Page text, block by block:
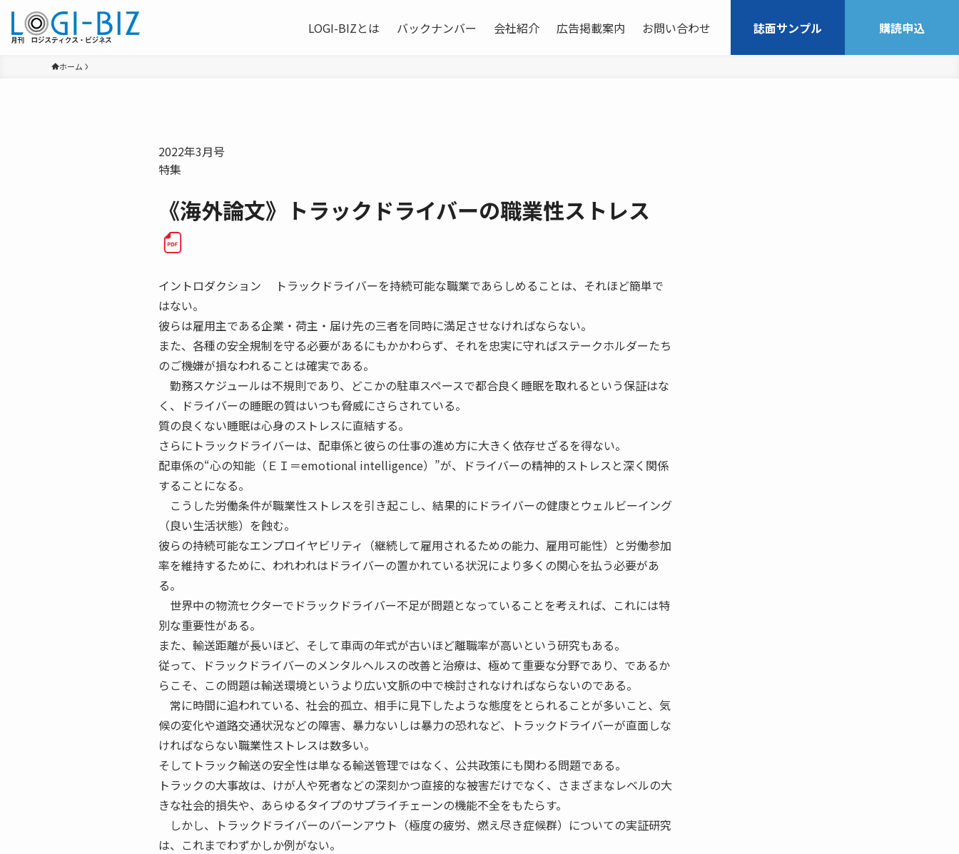
LOGI-BIZとは バックナンバー 会社紹介 広告掲載案内 お問い合わせ 誌面サンプル 購読申込
ホーム
2022年3月号
特集
《海外論文》トラックドライバーの職業性ストレス
イントロダクション トラックドライバーを持続可能な職業であらしめることは、それほど簡単で
はない。
彼らは雇用主である企業・荷主・届け先の三者を同時に満足させなければならない。
また、各種の安全規制を守る必要があるにもかかわらず、それを忠実に守ればステークホルダーたち
のご機嫌が損なわれることは確実である。
勤務スケジュールは不規則であり、どこかの駐車スペースで都合良く睡眠を取れるという保証はな
く、ドライバーの睡眠の質はいつも脅威にさらされている。
質の良くない睡眠は心身のストレスに直結する。
さらにトラックドライバーは、配車係と彼らの仕事の進め方に大きく依存せざるを得ない。
配車係の“心の知能（ＥＩ＝emotional intelligence）”が、ドライバーの精神的ストレスと深く関係
することになる。
こうした労働条件が職業性ストレスを引き起こし、結果的にドライバーの健康とウェルビーイング
（良い生活状態）を蝕む。
彼らの持続可能なエンプロイヤビリティ（継続して雇用されるための能力、雇用可能性）と労働参加
率を維持するために、われわれはドライバーの置かれている状況により多くの関心を払う必要があ
る。
世界中の物流セクターでドラックドライバー不足が問題となっていることを考えれば、これには特
別な重要性がある。
また、輸送距離が長いほど、そして車両の年式が古いほど離職率が高いという研究もある。
従って、ドラックドライバーのメンタルヘルスの改善と治療は、極めて重要な分野であり、であるか
らこそ、この問題は輸送環境というより広い文脈の中で検討されなければならないのである。
常に時間に追われている、社会的孤立、相手に見下したような態度をとられることが多いこと、気
候の変化や道路交通状況などの障害、暴力ないしは暴力の恐れなど、トラックドライバーが直面しな
ければならない職業性ストレスは数多い。
そしてトラック輸送の安全性は単なる輸送管理ではなく、公共政策にも関わる問題である。
トラックの大事故は、けが人や死者などの深刻かつ直接的な被害だけでなく、さまざまなレベルの大
きな社会的損失や、あらゆるタイプのサプライチェーンの機能不全をもたらす。
しかし、トラックドライバーのバーンアウト（極度の疲労、燃え尽き症候群）についての実証研究
は、これまでわずかしか例がない。